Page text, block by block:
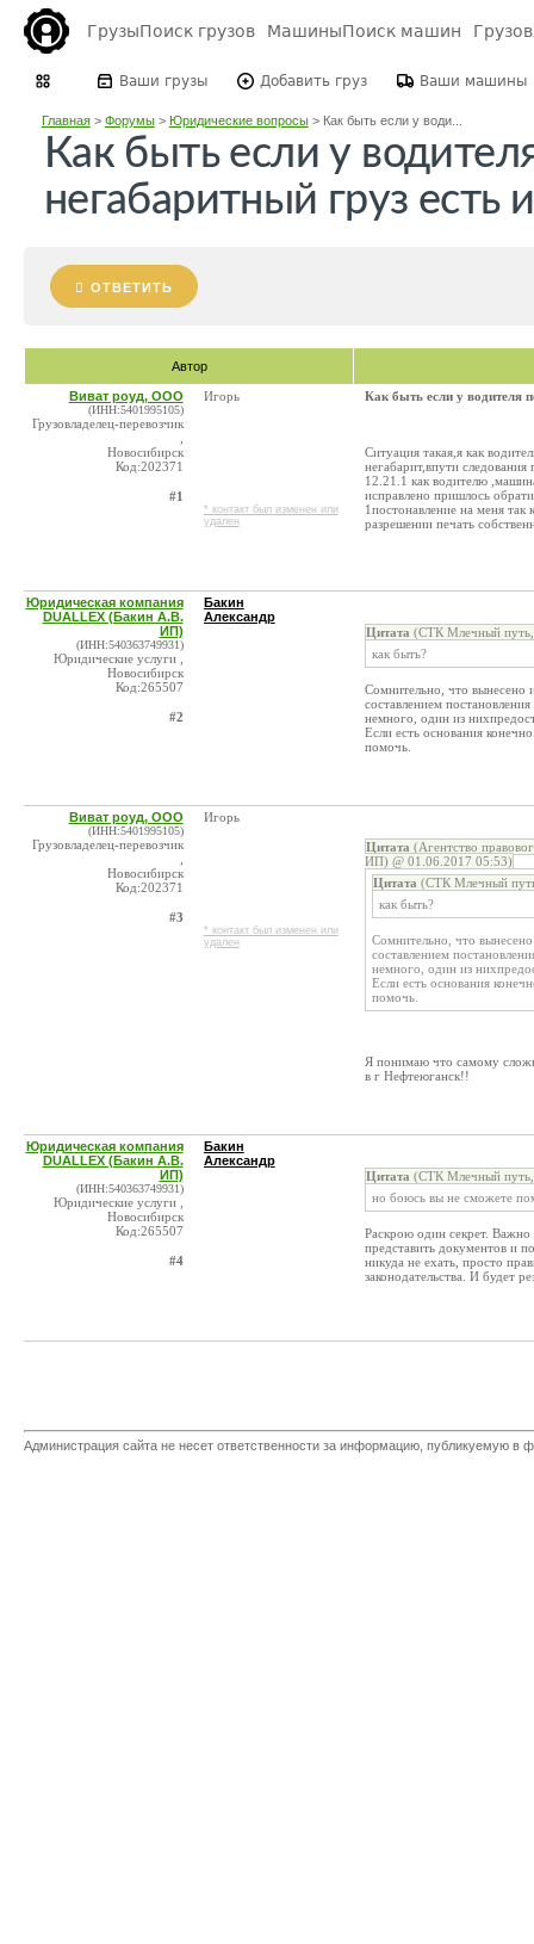
ГрузыПоиск грузов МашиныПоиск машин
Ваши грузы Добавить груз Ваши машины
Главная> Форумы> Юридические вопросы> Как быть если у води...
Как быть если у
негабаритный груз есть
ОТВЕТИТЬ
Автор
Виват роуд, ООО
(ИНН:5401995105)
Грузовладелец-перевозчик
Новосибирск
Код:202371
#1
Игорь
* контакт был изменен или
удален
Как быть если у водителя
Ситуация такая,я как
негабарит,впути
12.21.1 как водителю
исправлено пришлось
1постонавление на меня так
разрешении печать
Юридическая компания
DUALLEX (Бакин А.В.
ИП)
(ИНН:540363749931)
Юридические услуги ,
Новосибирск
Код:265507
#2
Бакин
Александр
Цитата (СТК Млечный
как быть?
Сомнительно, что вынесено
составлением
немного, один из
Если есть основания
помочь.
Виват роуд, ООО
(ИНН:5401995105)
Грузовладелец-перевозчик
Новосибирск
Код:202371
#3
Игорь
* контакт был изменен или
удален
Цитата (Агентство
ИП) @ 01.06.2017 05:53)
Цитата (СТК Млечный
как быть?
Сомнительно, что
составлением
немного, один из
Если есть основания
помочь.
Я понимаю что самому
в г Нефтеюганск!!
Юридическая компания
DUALLEX (Бакин А.В.
ИП)
(ИНН:540363749931)
Юридические услуги ,
Новосибирск
Код:265507
#4
Бакин
Александр
Цитата (СТК Млечный
но боюсь вы не сможете
Раскрою один секрет.
представить документов и
никуда не ехать, просто
законодательства. И будет
Администрация сайта не несет ответственности за информацию, публикуемую